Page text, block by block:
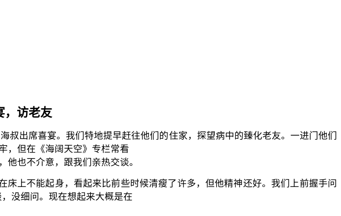
，访老友
出席喜宴。我们特地提早赶往他们的住家，探望病中的臻化老友。一进门他们
，但在《海阔天空》专栏常看
也不介意，跟我们亲热交谈。
上不能起身，看起来比前些时候清瘦了许多，但他精神还好。我们上前握手问
没细问。现在想起来大概是在